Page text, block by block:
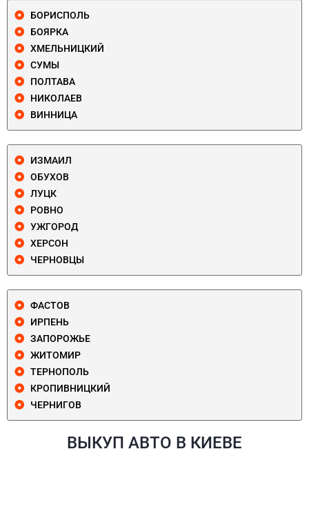
БОРИСПОЛЬ
БОЯРКА
ХМЕЛЬНИЦКИЙ
СУМЫ
ПОЛТАВА
НИКОЛАЕВ
ВИННИЦА
ИЗМАИЛ
ОБУХОВ
ЛУЦК
РОВНО
УЖГОРОД
ХЕРСОН
ЧЕРНОВЦЫ
ФАСТОВ
ИРПЕНЬ
ЗАПОРОЖЬЕ
ЖИТОМИР
ТЕРНОПОЛЬ
КРОПИВНИЦКИЙ
ЧЕРНИГОВ
ВЫКУП АВТО В КИЕВЕ